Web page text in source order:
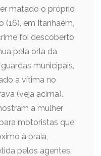
matado o próprio
(16), em Itanhaém,
foi descoberto
pela orla da
municipais,
a vítima no
(veja acima).
a mulher
motoristas que
à praia,
pelos agentes.